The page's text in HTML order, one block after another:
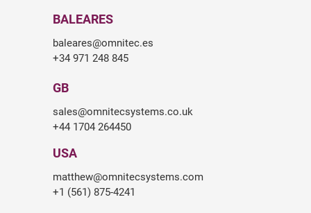
BALEARES
baleares@omnitec.es
+34 971 248 845
GB
sales@omnitecsystems.co.uk
+44 1704 264450
USA
matthew@omnitecsystems.com
+1 (561) 875-4241